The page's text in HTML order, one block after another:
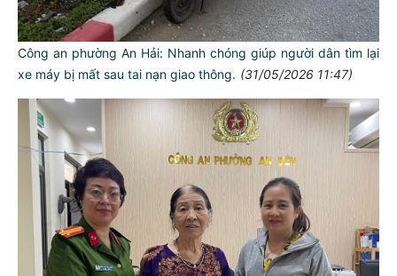
Công an phường An Hải: Nhanh chóng giúp người dân tìm lại
xe máy bị mất sau tai nạn giao thông. (31/05/2026 11:47)